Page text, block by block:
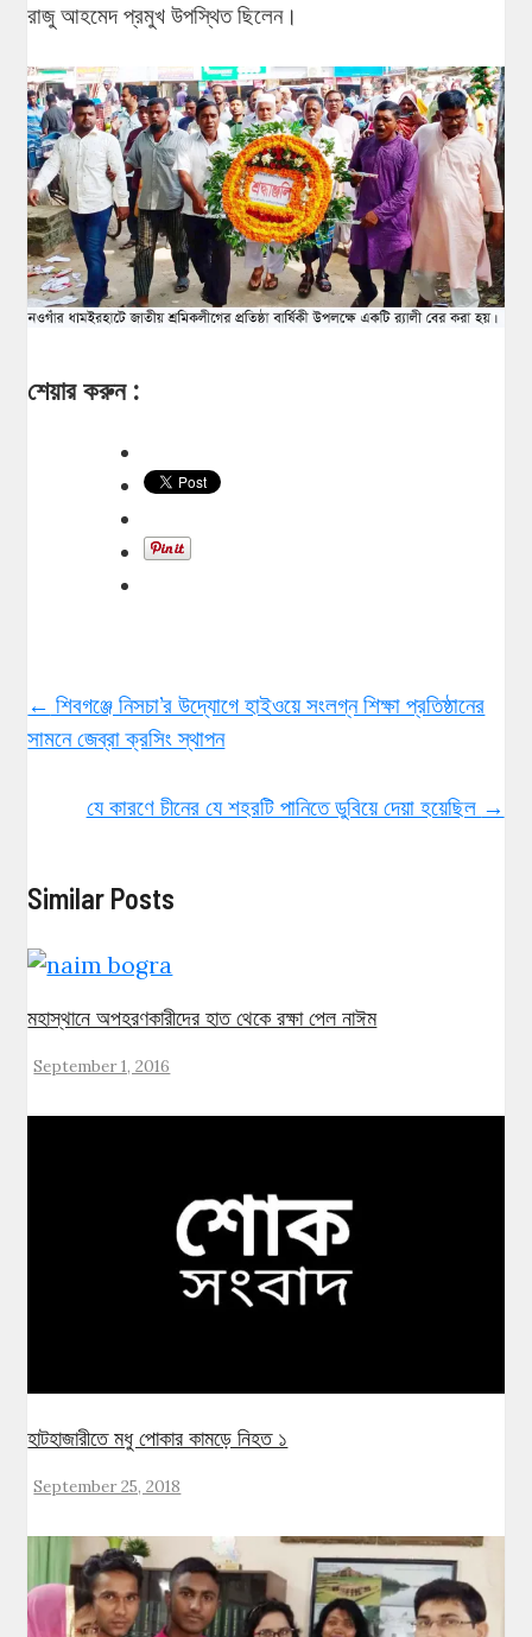
রাজু আহমেদ প্রমুখ উপস্থিত ছিলেন।
শেয়ার করুন :
← শিবগঞ্জে নিসচা’র উদ্যোগে হাইওয়ে সংলগ্ন শিক্ষা প্রতিষ্ঠানের
সামনে জেব্রা ক্রসিং স্থাপন
যে কারণে চীনের যে শহরটি পানিতে ডুবিয়ে দেয়া হয়েছিল →
Similar Posts
মহাস্থানে অপহরণকারীদের হাত থেকে রক্ষা পেল নাঈম
September 1, 2016
হাটহাজারীতে মধু পোকার কামড়ে নিহত ১
September 25, 2018